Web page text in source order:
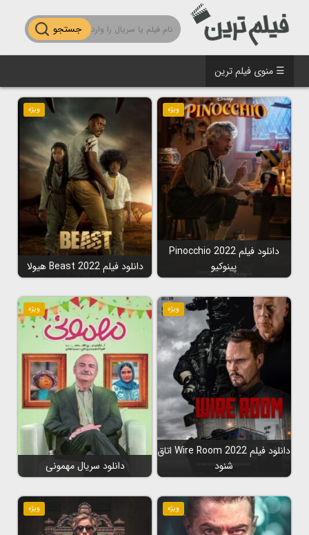
جستجو
☰ منوی فیلم ترین
ویژه
دانلود فیلم Pinocchio 2022
پینوکیو
ویژه
دانلود فیلم Beast 2022 هیولا
ویژه
دانلود فیلم Wire Room 2022 اتاق
شنود
ویژه
دانلود سریال مهمونی
ویژه ویژه